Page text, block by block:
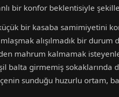
bir konfor beklentisiyle
bir kasaba samimiyetini
alışılmadık bir durum
mahrum kalmamak
balta girmemiş sokaklarında
sunduğu huzurlu ortam,